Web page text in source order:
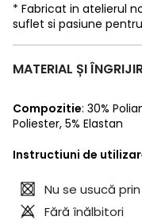
* Fabricat in atelierul
suflet si pasiune
MATERIAL ȘI
Compozitie: 30%
Poliester, 5% Elastan
Instructiuni de
Nu se usucă
Fără înălbitori